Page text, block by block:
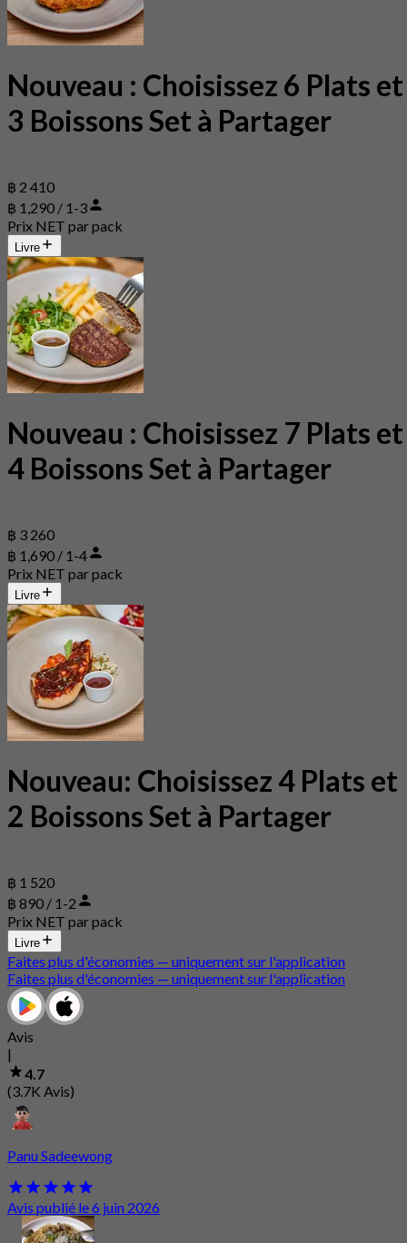
Nouveau : Choisissez 6 Plats et
3 Boissons Set à Partager
฿ 2 410
฿ 1,290 / 1-3
Prix NET par pack
Livre
Nouveau : Choisissez 7 Plats et
4 Boissons Set à Partager
฿ 3 260
฿ 1,690 / 1-4
Prix NET par pack
Livre
Nouveau: Choisissez 4 Plats et
2 Boissons Set à Partager
฿ 1 520
฿ 890 / 1-2
Prix NET par pack
Livre
Faites plus d'économies — uniquement sur l'application
Faites plus d'économies — uniquement sur l'application
Avis
|
4.7
(3.7K Avis)
Panu Sadeewong
Avis publié le 6 juin 2026